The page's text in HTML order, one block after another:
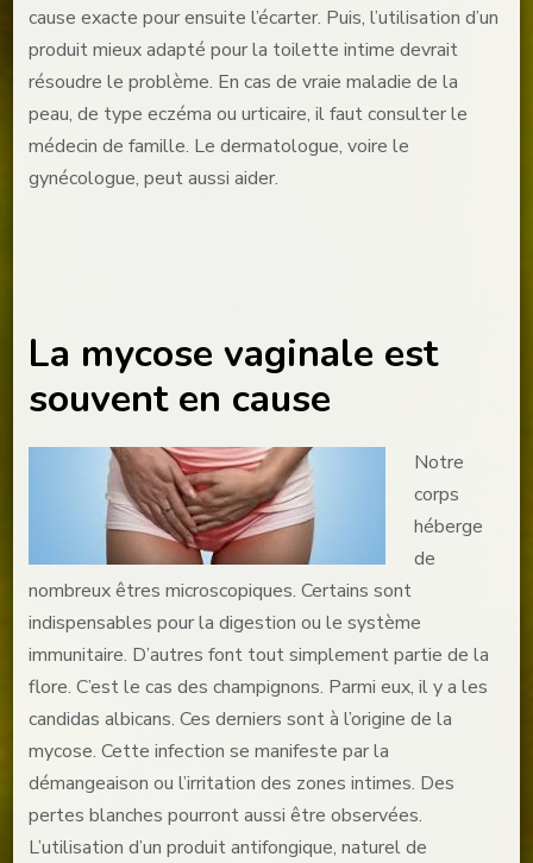
cause exacte pour ensuite l’écarter. Puis, l’utilisation d’un
produit mieux adapté pour la toilette intime devrait
résoudre le problème. En cas de vraie maladie de la
peau, de type eczéma ou urticaire, il faut consulter le
médecin de famille. Le dermatologue, voire le
gynécologue, peut aussi aider.
La mycose vaginale est
souvent en cause
Notre
corps
héberge
de
nombreux êtres microscopiques. Certains sont
indispensables pour la digestion ou le système
immunitaire. D’autres font tout simplement partie de la
flore. C’est le cas des champignons. Parmi eux, il y a les
candidas albicans. Ces derniers sont à l’origine de la
mycose. Cette infection se manifeste par la
démangeaison ou l’irritation des zones intimes. Des
pertes blanches pourront aussi être observées.
L’utilisation d’un produit antifongique, naturel de